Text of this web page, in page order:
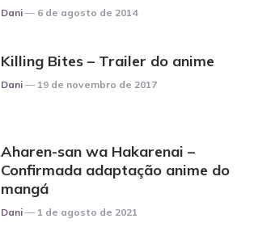
Posted
Dani 6 de agosto de 2014
Killing Bites – Trailer do anime
Posted
Dani 19 de novembro de 2017
Aharen-san wa Hakarenai –
Confirmada adaptação anime do
mangá
Posted
Dani 1 de agosto de 2021